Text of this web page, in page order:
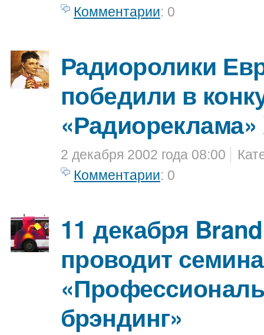
Комментарии: 0
Радиоролики
победили в
2 декабря 2002 года 08:00
Комментарии: 0
11 декабря
проводит
брэндинг»